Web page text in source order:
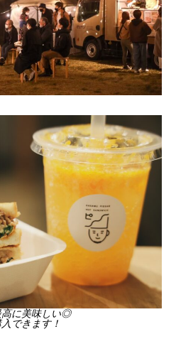
高に美味しい◎
できます！